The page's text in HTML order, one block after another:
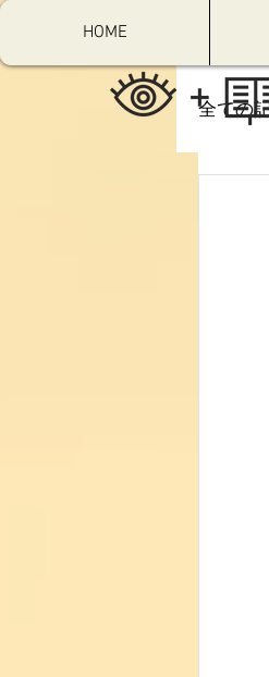
HOME
全ての